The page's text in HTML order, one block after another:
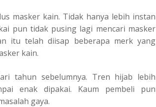
masker kain. Tidak hanya lebih instan
pun tidak pusing lagi mencari masker
itu telah diisap beberapa merk yang
kain.
tahun sebelumnya. Tren hijab lebih
enak dipakai. Kaum pembeli pun
gaya.